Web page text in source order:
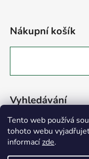
Tento web používá
tohoto webu
informacízde.
Vážení zákazníci, chtěli
provozovny v Turnově
Nákupní košík
Vyhledávání